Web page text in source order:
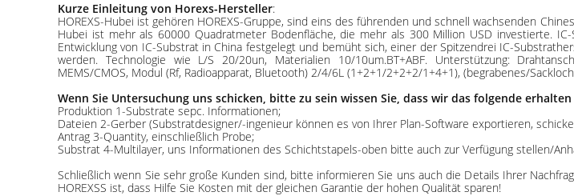
Kurze Einleitung von Horexs-Hersteller:
HOREXS-Hubei ist gehören HOREXS-Gruppe, sind eins des führenden und schnell wachsenden
Hubei ist mehr als 60000 Quadratmeter Bodenfläche, die mehr als 300 Million USD investierte. IC-
Entwicklung von IC-Substrat in China festgelegt und bemüht sich, einer der Spitzendrei IC-
werden. Technologie wie L/S 20/20un, Materialien 10/10um.BT+ABF. Unterstützung:
MEMS/CMOS, Modul (Rf, Radioapparat, Bluetooth) 2/4/6L (1+2+1/2+2+2/1+4+1), (begrabenes/
Wenn Sie Untersuchung uns schicken, bitte zu sein wissen Sie, dass wir das folgende erhalten
Produktion 1-Substrate sepc. Informationen;
Dateien 2-Gerber (Substratdesigner/-ingenieur können es von Ihrer Plan-Software exportieren,
Antrag 3-Quantity, einschließlich Probe;
Substrat 4-Multilayer, uns Informationen des Schichtstapels-oben bitte auch zur Verfügung stellen/
Schließlich wenn Sie sehr große Kunden sind, bitte informieren Sie uns auch die Details Ihrer
HOREXSS ist, dass Hilfe Sie Kosten mit der gleichen Garantie der hohen Qualität sparen!